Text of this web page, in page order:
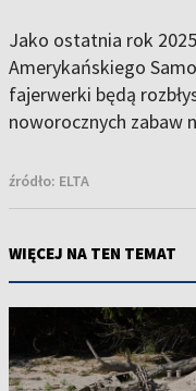
Jako ostatnia rok
Amerykańskiego
fajerwerki będą
noworocznych zabaw
źródło: ELTA
WIĘCEJ NA TEN TEMAT